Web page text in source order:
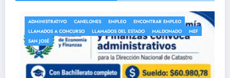
ADMINISTRATIVO CANELONES EMPLEO
ENCONTRAR EMPLEO
LLAMADOS A CONCURSO
LLAMADOS DEL ESTADO MALDONADO
MEF
SAN JOSÉ